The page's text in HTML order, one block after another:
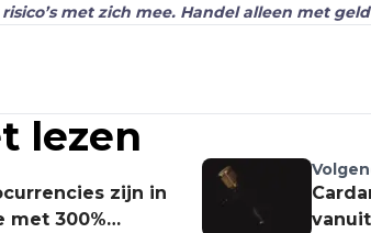
met zich mee. Handel alleen met
lezen
zijn in
met 300%